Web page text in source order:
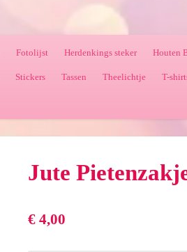
Fotolijst Herdenkings steker Houten
Stickers Tassen Theelichtje T-
Jute
€ 4,00